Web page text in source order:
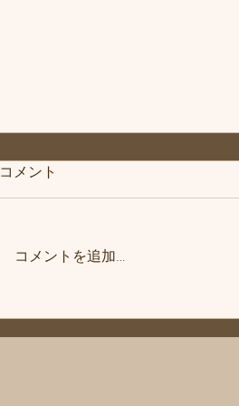
◆「お知らせ」練馬髪質改善
容院シフィ(sihui)
ロン/練馬美容室、練馬美容院シ
コメント
コメントを追加…